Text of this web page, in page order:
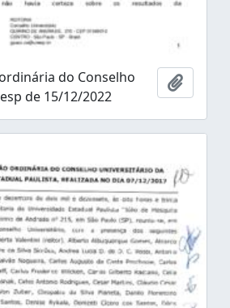
do Conselho
de 15/12/2022